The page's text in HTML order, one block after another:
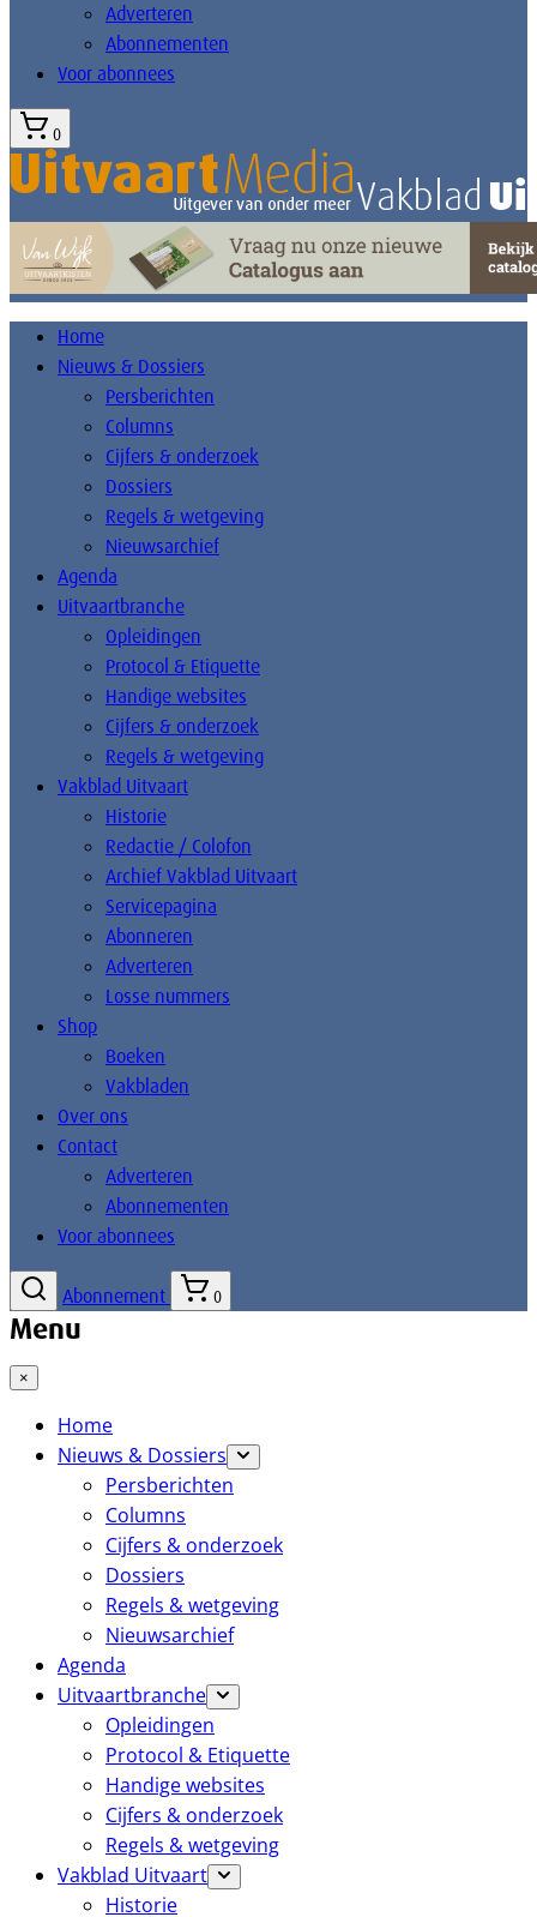
Adverteren
Abonnementen
Voor abonnees
0
Home
Nieuws & Dossiers
Persberichten
Columns
Cijfers & onderzoek
Dossiers
Regels & wetgeving
Nieuwsarchief
Agenda
Uitvaartbranche
Opleidingen
Protocol & Etiquette
Handige websites
Cijfers & onderzoek
Regels & wetgeving
Vakblad Uitvaart
Historie
Redactie / Colofon
Archief Vakblad Uitvaart
Servicepagina
Abonneren
Adverteren
Losse nummers
Shop
Boeken
Vakbladen
Over ons
Contact
Adverteren
Abonnementen
Voor abonnees
Abonnement 0
Menu
×
Home
Nieuws & Dossiers
Persberichten
Columns
Cijfers & onderzoek
Dossiers
Regels & wetgeving
Nieuwsarchief
Agenda
Uitvaartbranche
Opleidingen
Protocol & Etiquette
Handige websites
Cijfers & onderzoek
Regels & wetgeving
Vakblad Uitvaart
Historie